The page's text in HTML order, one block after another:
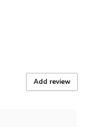
Add review